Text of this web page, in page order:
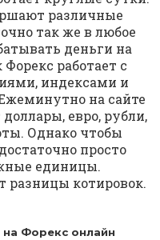
различные
так же в любое
деньги на
работает с
индексами и
на сайте
евро, рубли,
Однако чтобы
просто
единицы.
разницы котировок.
на Форекс онлайн